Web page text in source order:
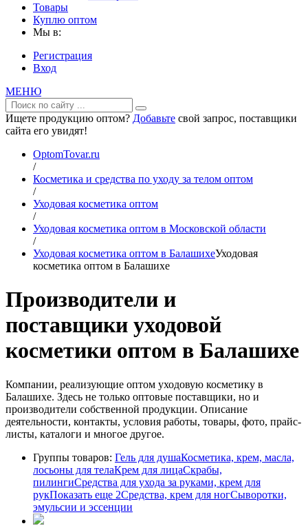
Товары
Куплю оптом
Мы в:
Регистрация
Вход
МЕНЮ
Ищете продукцию оптом? Добавьте свой запрос, поставщики
сайта его увидят!
OptomTovar.ru
/
Косметика и средства по уходу за телом оптом
/
Уходовая косметика оптом
/
Уходовая косметика оптом в Московской области
/
Уходовая косметика оптом в БалашихеУходовая
косметика оптом в Балашихе
Производители и
поставщики уходовой
косметики оптом в Балашихе
Компании, реализующие оптом уходовую косметику в
Балашихе. Здесь не только оптовые поставщики, но и
производители собственной продукции. Описание
деятельности, контакты, условия работы, товары, фото, прайс-
листы, каталоги и многое другое.
Группы товаров: Гель для душаКосметика, крем, масла,
лосьоны для телаКрем для лицаСкрабы,
пилингиСредства для ухода за руками, крем для
рукПоказать еще 2Средства, крем для ногСыворотки,
эмульсии и эссенции